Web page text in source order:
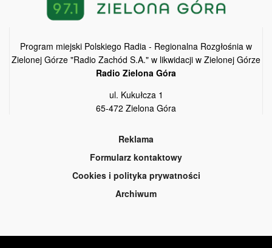
Program miejski Polskiego Radia - Regionalna Rozgłośnia w
Zielonej Górze "Radio Zachód S.A." w likwidacji w Zielonej Górze
Radio Zielona Góra
ul. Kukułcza 1
65-472 Zielona Góra
Reklama
Formularz kontaktowy
Cookies i polityka prywatności
Archiwum